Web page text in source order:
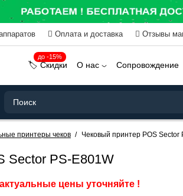
Оплата и доставка Отзывы
до -15%
🏷️ Скидки О нас Сопровождение
принтеры чеков Чековый принтер POS Sector
Sector PS-E801W
цены уточняйте !